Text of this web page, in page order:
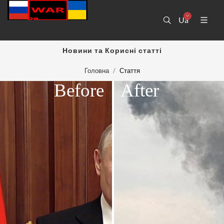
Ua
Новини та Корисні статті
Головна Стаття
After
Before